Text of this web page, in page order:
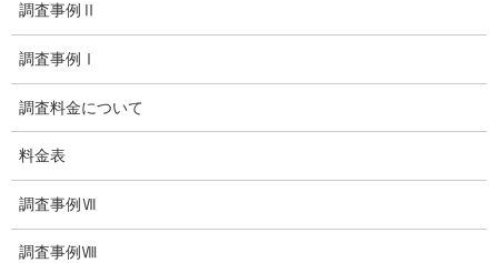
子供の虐待
児童虐待防止対策
子供のいじめ相談
いじめ相談・愛知県名古屋
調査事例Ⅱ
調査事例Ⅰ
調査料金について
料金表
調査事例Ⅶ
調査事例Ⅷ